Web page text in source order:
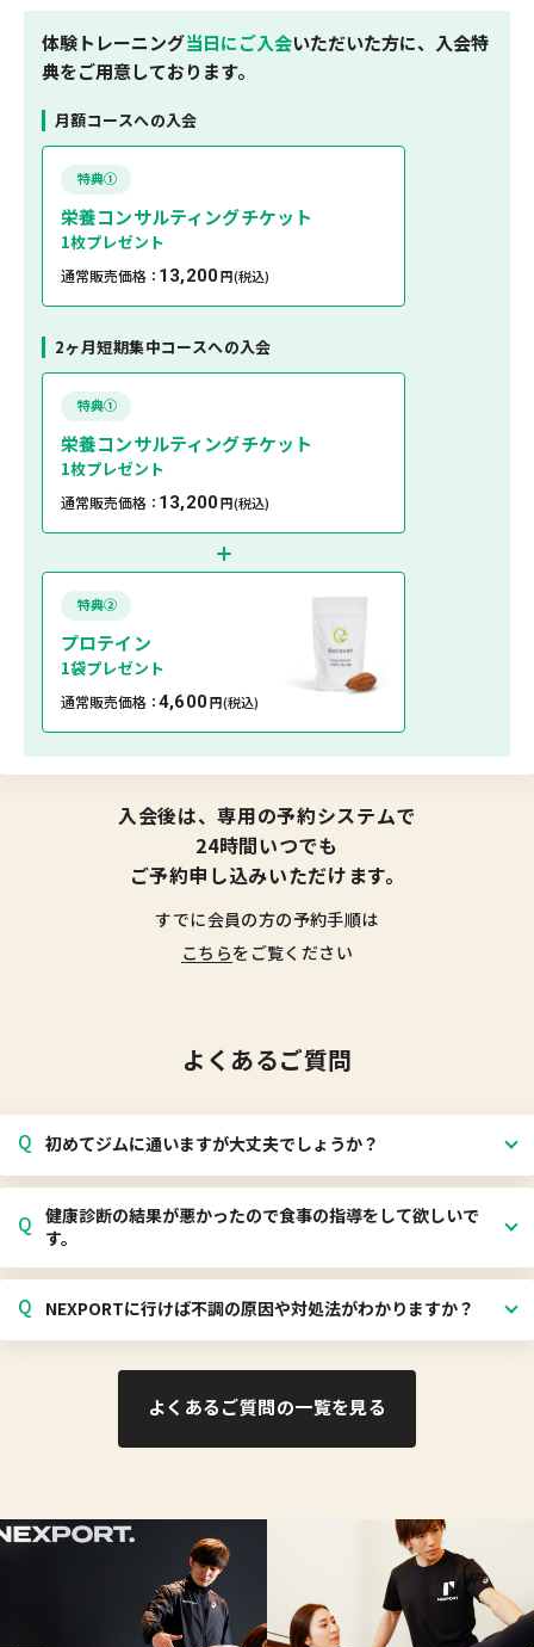
体験トレーニング当日にご入会いただいた方に、入会特
典をご用意しております。
月額コースへの入会
特典①
栄養コンサルティングチケット
1枚プレゼント
通常販売価格：13,200円(税込)
2ヶ月短期集中コースへの入会
特典①
栄養コンサルティングチケット
1枚プレゼント
通常販売価格：13,200円(税込)
特典②
プロテイン
1袋プレゼント
通常販売価格：4,600円(税込)
入会後は、専用の予約システムで
24時間いつでも
ご予約申し込みいただけます。
すでに会員の方の予約手順は
こちらをご覧ください
よくあるご質問
Q 初めてジムに通いますが大丈夫でしょうか？
Q 健康診断の結果が悪かったので食事の指導をして欲しいで
す。
Q NEXPORTに行けば不調の原因や対処法がわかりますか？
よくあるご質問の一覧を見る